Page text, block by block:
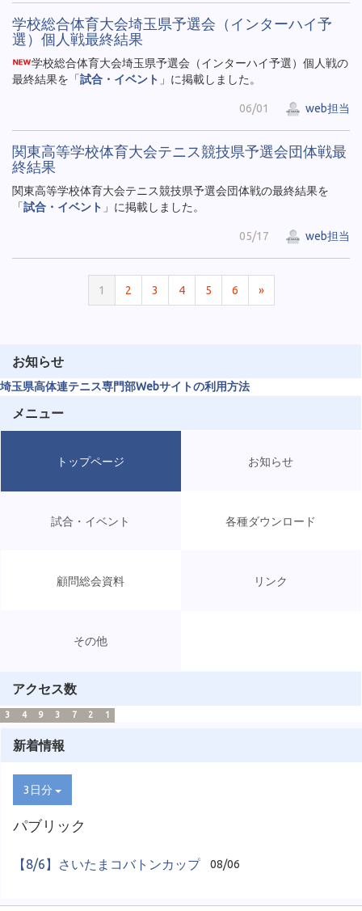
学校総合体育大会埼玉県予選会（インターハイ予
選）個人戦最終結果
学校総合体育大会埼玉県予選会（インターハイ予選）個人戦の
最終結果を「試合・イベント 」に掲載しました。
06/01 web担当
関東高等学校体育大会テニス競技県予選会団体戦最
終結果
関東高等学校体育大会テニス競技県予選会団体戦の最終結果を
「試合・イベント 」に掲載しました。
05/17 web担当
1 2 3 4 5 6 »
お知らせ
埼玉県高体連テニス専門部Webサイトの利用方法
メニュー
トップページ お知らせ
試合・イベント 各種ダウンロード
顧問総会資料 リンク
その他
アクセス数
3 4 9 3 7 2 1
新着情報
3日分
パブリック
【8/6】さいたまコバトンカップ 08/06